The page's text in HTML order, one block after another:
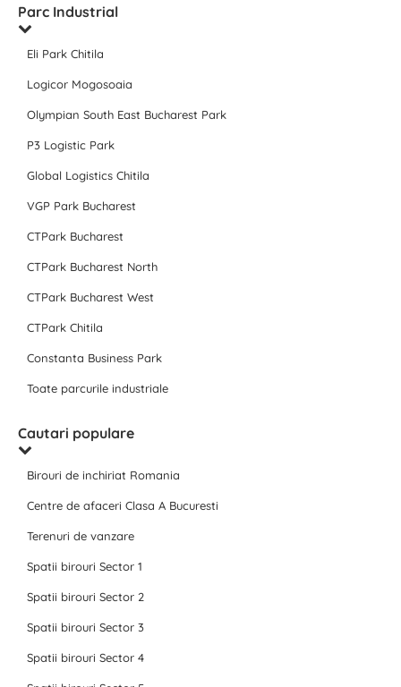
Parc Industrial
Eli Park Chitila
Logicor Mogosoaia
Olympian South East Bucharest Park
P3 Logistic Park
Global Logistics Chitila
VGP Park Bucharest
CTPark Bucharest
CTPark Bucharest North
CTPark Bucharest West
CTPark Chitila
Constanta Business Park
Toate parcurile industriale
Cautari populare
Birouri de inchiriat Romania
Centre de afaceri Clasa A Bucuresti
Terenuri de vanzare
Spatii birouri Sector 1
Spatii birouri Sector 2
Spatii birouri Sector 3
Spatii birouri Sector 4